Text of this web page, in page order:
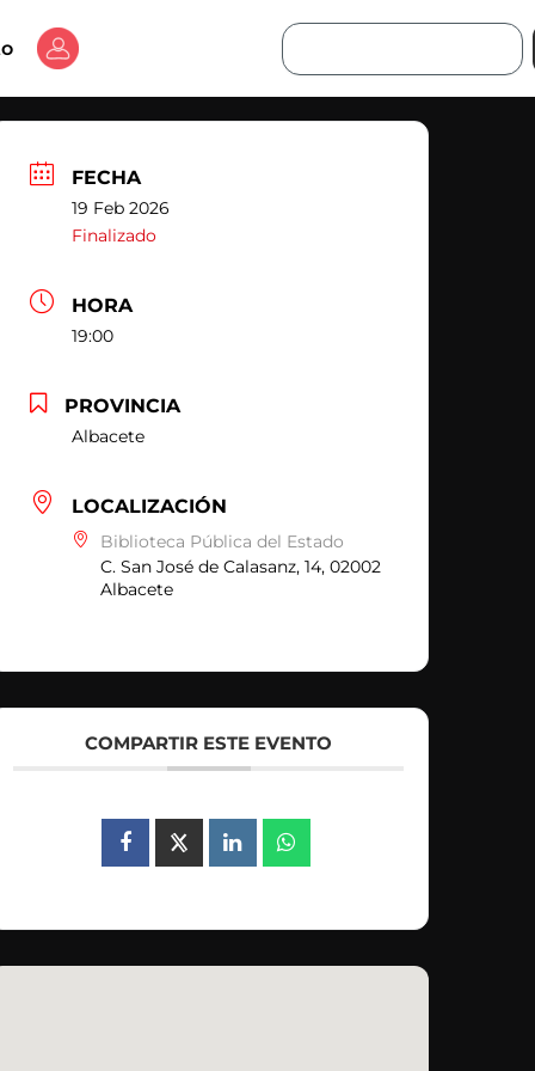
Buscar
FECHA
19 Feb 2026
Finalizado
HORA
19:00
PROVINCIA
Albacete
LOCALIZACIÓN
Biblioteca Pública del Estado
C. San José de Calasanz, 14, 02002
Albacete
COMPARTIR ESTE EVENTO